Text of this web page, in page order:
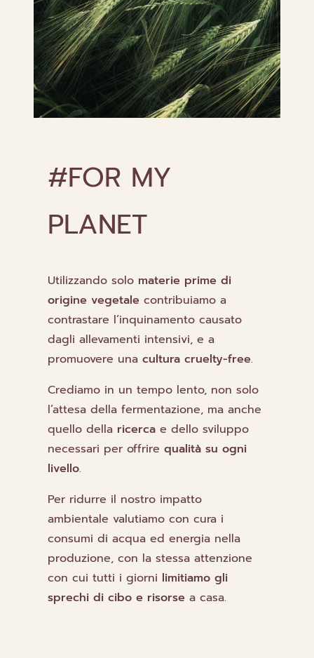
#FOR MY
PLANET
Utilizzando solo materie prime di
origine vegetale contribuiamo a
contrastare l’inquinamento causato
dagli allevamenti intensivi, e a
promuovere una cultura cruelty-free.
Crediamo in un tempo lento, non solo
l’attesa della fermentazione, ma anche
quello della ricerca e dello sviluppo
necessari per offrire qualità su ogni
livello.
Per ridurre il nostro impatto
ambientale valutiamo con cura i
consumi di acqua ed energia nella
produzione, con la stessa attenzione
con cui tutti i giorni limitiamo gli
sprechi di cibo e risorse a casa.